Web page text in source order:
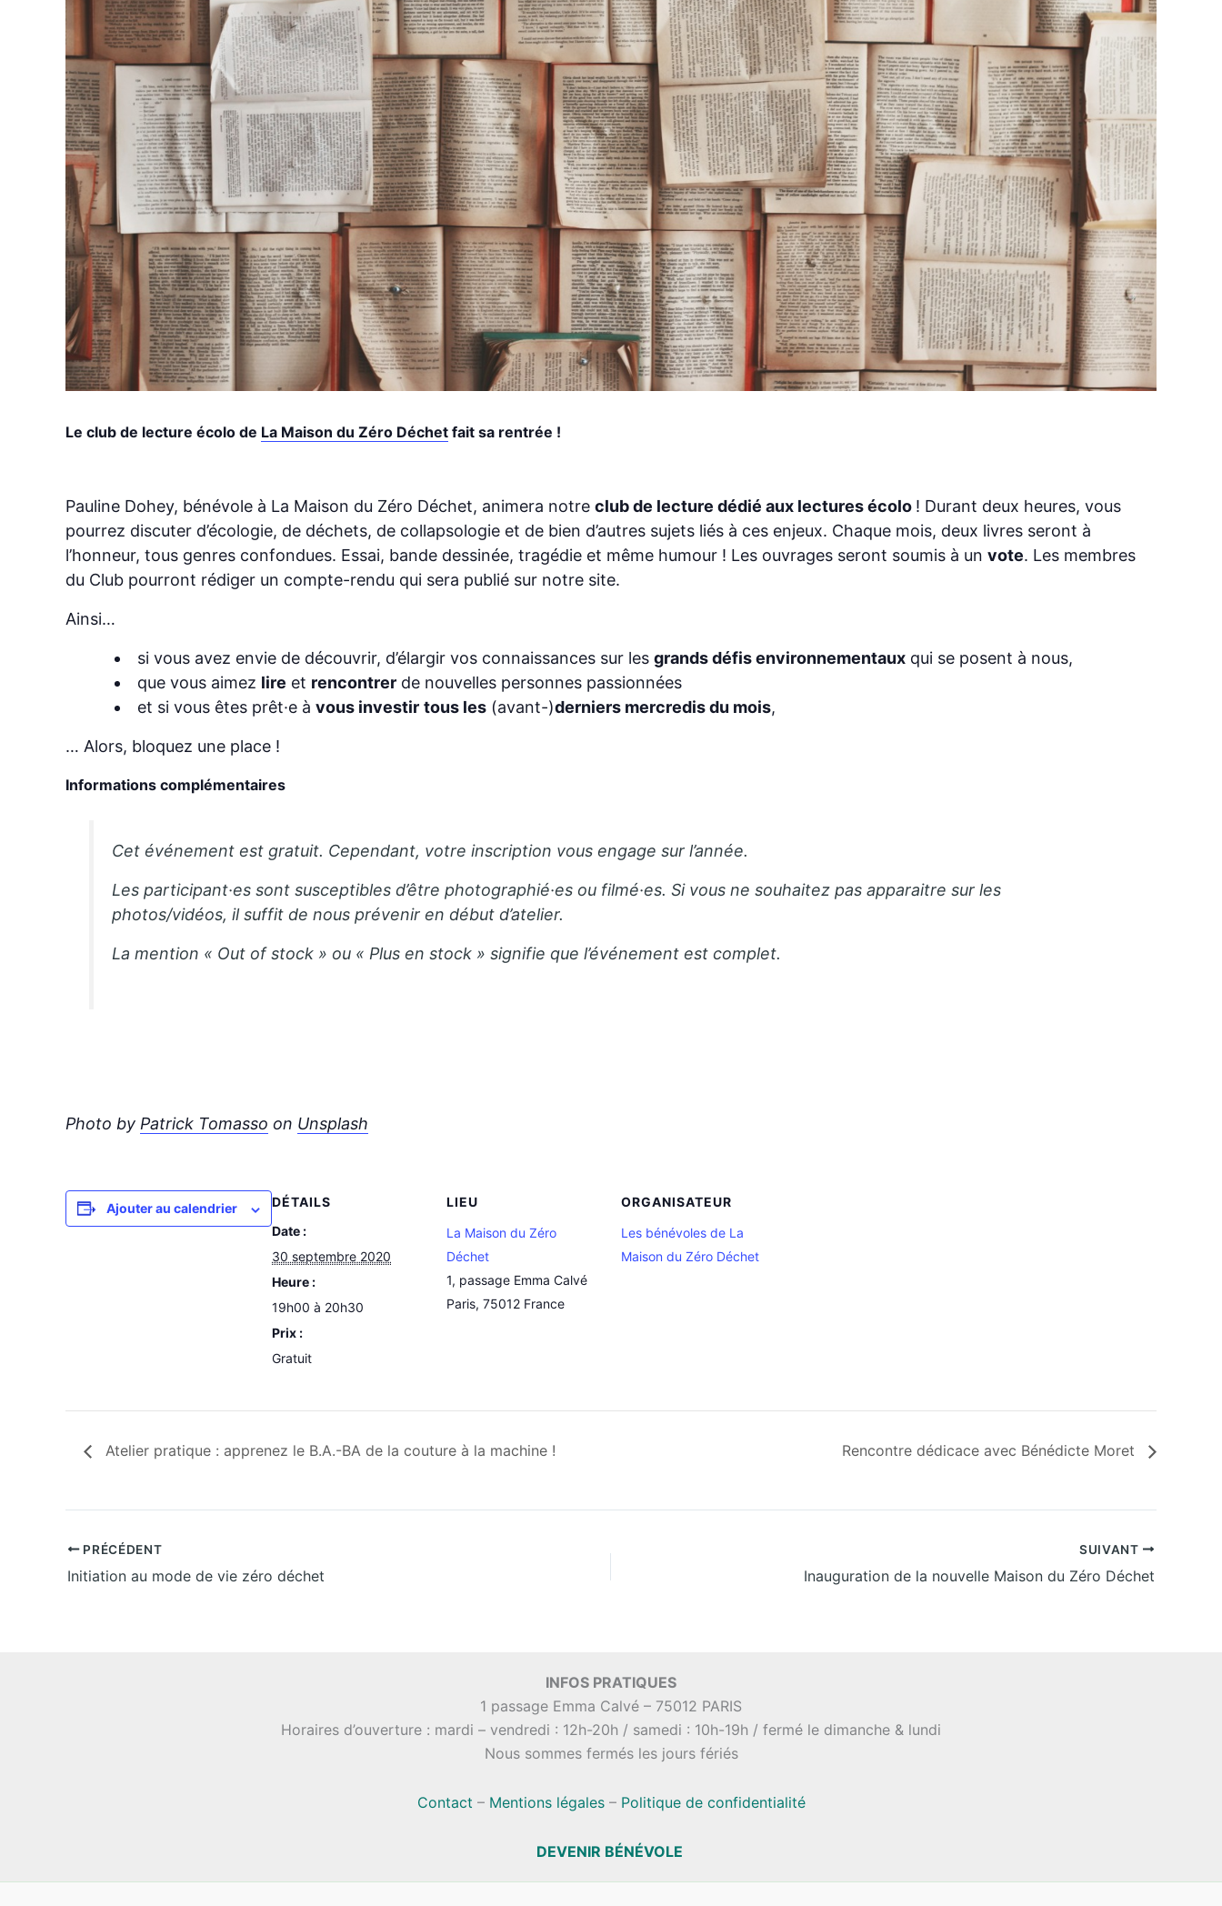
Le club de lecture écolo de La Maison du Zéro Déchet fait sa rentrée !
Pauline Dohey, bénévole à La Maison du Zéro Déchet, animera notre club de lecture dédié aux lectures écolo ! Durant deux heures, vous
pourrez discuter d’écologie, de déchets, de collapsologie et de bien d’autres sujets liés à ces enjeux. Chaque mois, deux livres seront à
l’honneur, tous genres confondues. Essai, bande dessinée, tragédie et même humour ! Les ouvrages seront soumis à un vote. Les membres
du Club pourront rédiger un compte-rendu qui sera publié sur notre site.
Ainsi…
si vous avez envie de découvrir, d’élargir vos connaissances sur les grands défis environnementaux qui se posent à nous,
que vous aimez lire et rencontrer de nouvelles personnes passionnées
et si vous êtes prêt·e à vous investir tous les (avant-)derniers mercredis du mois,
… Alors, bloquez une place !
Informations complémentaires
Cet événement est gratuit. Cependant, votre inscription vous engage sur l’année.
Les participant·es sont susceptibles d’être photographié·es ou filmé·es. Si vous ne souhaitez pas apparaitre sur les
photos/vidéos, il suffit de nous prévenir en début d’atelier.
La mention « Out of stock » ou « Plus en stock » signifie que l’événement est complet.
Photo by Patrick Tomasso on Unsplash
Ajouter au calendrier
DÉTAILS
Date :
30 septembre 2020
Heure :
19h00 à 20h30
Prix :
Gratuit
LIEU
La Maison du Zéro
Déchet
1, passage Emma Calvé
Paris, 75012 France
ORGANISATEUR
Les bénévoles de La
Maison du Zéro Déchet
Atelier pratique : apprenez le B.A.-BA de la couture à la machine ! Rencontre dédicace avec Bénédicte Moret
PRÉCÉDENT
Initiation au mode de vie zéro déchet
SUIVANT
Inauguration de la nouvelle Maison du Zéro Déchet
INFOS PRATIQUES
1 passage Emma Calvé – 75012 PARIS
Horaires d’ouverture : mardi – vendredi : 12h-20h / samedi : 10h-19h / fermé le dimanche & lundi
Nous sommes fermés les jours fériés
Contact – Mentions légales– Politique de confidentialité
DEVENIR BÉNÉVOLE